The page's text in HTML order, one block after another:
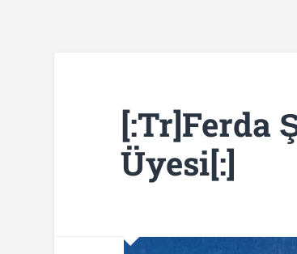
[:tr]Ferda
Üyesi[:]